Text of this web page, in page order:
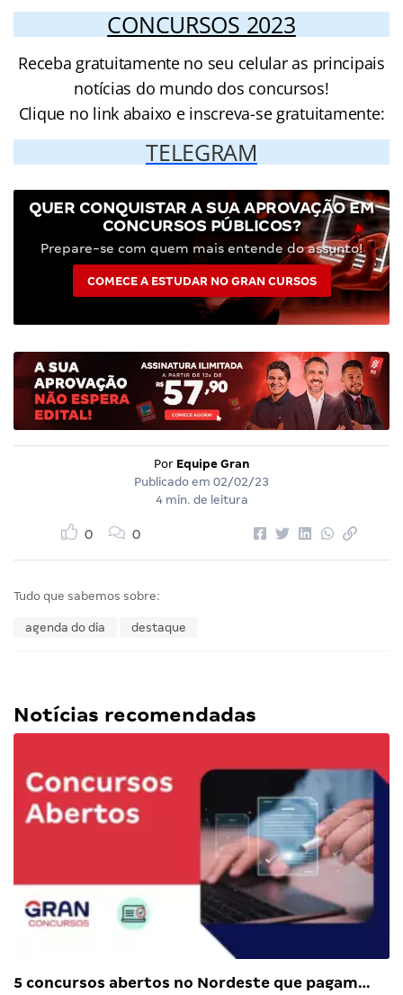
CONCURSOS 2023
Receba gratuitamente no seu celular as principais
notícias do mundo dos concursos!
Clique no link abaixo e inscreva-se gratuitamente:
TELEGRAM
QUER CONQUISTAR A SUA APROVAÇÃO EM
CONCURSOS PÚBLICOS?
Prepare-se com quem mais entende do assunto!
COMECE A ESTUDAR NO GRAN CURSOS
Por Equipe Gran
Publicado em 02/02/23
4 min. de leitura
0 0
Tudo que sabemos sobre:
agenda do dia destaque
Notícias recomendadas
5 concursos abertos no Nordeste que pagam…